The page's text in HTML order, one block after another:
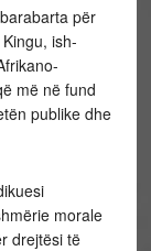
për
ish-
më në fund
publike dhe
morale
drejtësi të